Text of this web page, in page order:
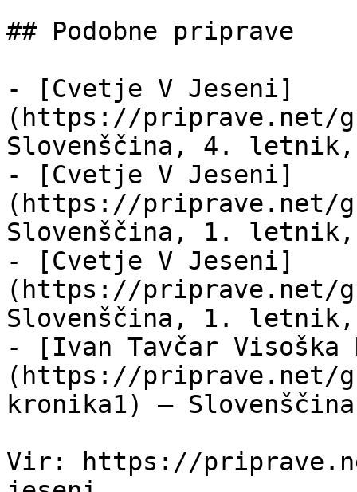
## Podobne priprave
- [Cvetje V Jeseni]
(https://priprave.net/
Slovenščina, 4.
- [Cvetje V Jeseni]
(https://priprave.net/
Slovenščina, 1.
- [Cvetje V Jeseni]
(https://priprave.net/
Slovenščina, 1.
- [Ivan Tavčar Visoška
(https://priprave.net/
kronika1) —
Vir: https://